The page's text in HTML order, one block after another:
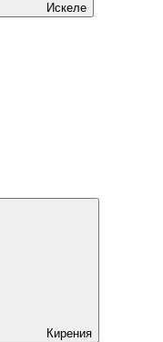
Искеле
Кирения